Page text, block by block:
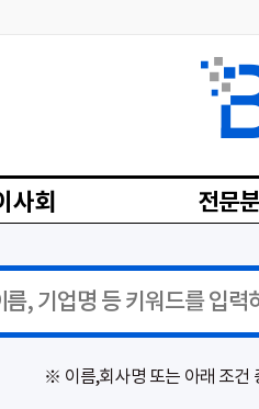
사회 전문
※ 이름,회사명 또는 아래 조건